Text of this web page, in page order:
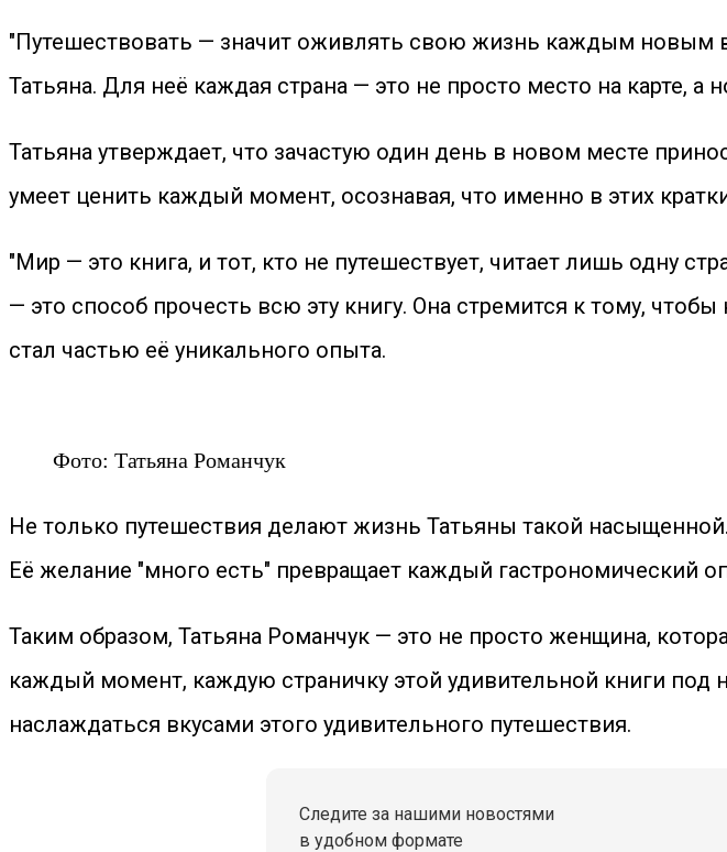
"Путешествовать — значит оживлять свою жизнь каждым новым
Татьяна. Для неё каждая страна — это не просто место на карте,
Татьяна утверждает, что зачастую один день в новом месте
умеет ценить каждый момент, осознавая, что именно в этих
"Мир — это книга, и тот, кто не путешествует, читает лишь одну
— это способ прочесть всю эту книгу. Она стремится к тому,
стал частью её уникального опыта.
Фото: Татьяна Романчук
Не только путешествия делают жизнь Татьяны такой
Её желание "много есть" превращает каждый гастрономический
Таким образом, Татьяна Романчук — это не просто женщина,
каждый момент, каждую страничку этой удивительной книги
наслаждаться вкусами этого удивительного путешествия.
Следите за нашими новостями
в удобном формате